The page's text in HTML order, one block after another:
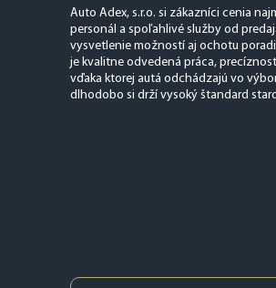
Auto Adex, s.r.o. si zákazníci cenia
personál a spoľahlivé služby od
vysvetlenie možností aj ochotu
je kvalitne odvedená práca,
vďaka ktorej autá odchádzajú vo
dlhodobo si drží vysoký štandard